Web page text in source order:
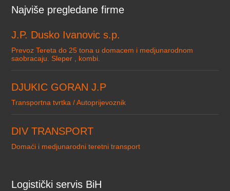
Najviše pregledane firme
J.P. Dusko Ivanovic s.p.
Prevoz Tereta do 25 tona u domacem i medjunarodnom
saobracaju. Sleper , kombi.
DJUKIC GORAN J.P
Transportna tvrtka / Autoprijevoznik
DIV TRANSPORT
Domaći i medjunarodni teretni transport
Logistički servis BiH